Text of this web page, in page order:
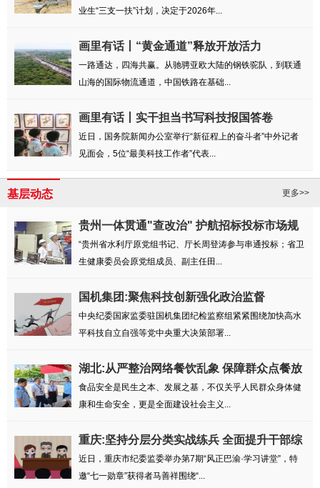
业生“三支一扶”计划，决定于2026年...
画里有话丨“黄金通道”释放开放活力
一路通达，四海共赢。从驰骋亚欧大陆的钢铁驼队，到联通
山海的国际物流通道，中国铁路在基础...
画里有话丨实干担当书写科技报国答卷
近日，国务院新闻办公室举行“新征程上的奋斗者”中外记者
见面会，5位“最美科技工作者”代表...
基层动态 更多>>
贵州一体贯通"查改治" 护航招标投标市场规
范...
“贵州省水利厅原党组书记、厅长周登涛参与串通投标；省卫
生健康委员会原党组成员、副主任田...
国机集团:聚焦科技创新强化政治监督
中央纪委国家监委驻国机集团纪检监察组紧紧围绕加快高水
平科技自立自强等党中央重大决策部署...
湖北:从严整治网络餐饮乱象 保障群众点餐放
心...
食品安全是民生之本、发展之基，不仅关乎人民群众身体健
康和生命安全，更是全面建设社会主义...
重庆:坚持分层分类实战练兵 全面提升干部综
合...
近日，重庆市纪委监委举办第7期“风正巴渝·学习讲堂”，特
邀“七一勋章”获得者马善祥围绕“...